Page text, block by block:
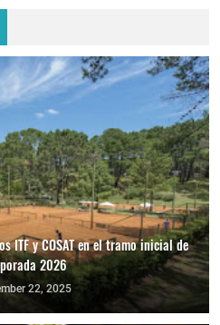
ITF y COSAT en el tramo inicial de
2026
22, 2025